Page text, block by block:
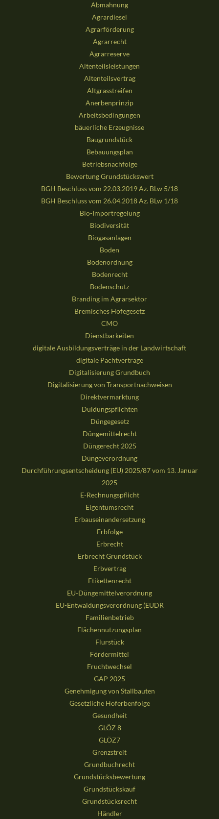
Abmahnung
Agrardiesel
Agrarförderung
Agrarrecht
Agrarreserve
Altenteilsleistungen
Altenteilsvertrag
Altgrasstreifen
Anerbenprinzip
Arbeitsbedingungen
bäuerliche Erzeugnisse
Baugrundstück
Bebauungsplan
Betriebsnachfolge
Bewertung Grundstückswert
BGH Beschluss vom 22.03.2019 Az. BLw 5/18
BGH Beschluss vom 26.04.2018 Az. BLw 1/18
Bio-Importregelung
Biodiversität
Biogasanlagen
Boden
Bodenordnung
Bodenrecht
Bodenschutz
Branding im Agrarsektor
Bremisches Höfegesetz
CMO
Dienstbarkeiten
digitale Ausbildungsverträge in der Landwirtschaft
digitale Pachtverträge
Digitalisierung Grundbuch
Digitalisierung von Transportnachweisen
Direktvermarktung
Duldungspflichten
Düngegesetz
Düngemittelrecht
Düngerecht 2025
Düngeverordnung
Durchführungsentscheidung (EU) 2025/87 vom 13. Januar
2025
E-Rechnungspflicht
Eigentumsrecht
Erbauseinandersetzung
Erbfolge
Erbrecht
Erbrecht Grundstück
Erbvertrag
Etikettenrecht
EU-Düngemittelverordnung
EU-Entwaldungsverordnung (EUDR
Familienbetrieb
Flächennutzungsplan
Flurstück
Fördermittel
Fruchtwechsel
GAP 2025
Genehmigung von Stallbauten
Gesetzliche Hoferbenfolge
Gesundheit
GLÖZ 8
GLÖZ7
Grenzstreit
Grundbuchrecht
Grundstücksbewertung
Grundstückskauf
Grundstücksrecht
Händler